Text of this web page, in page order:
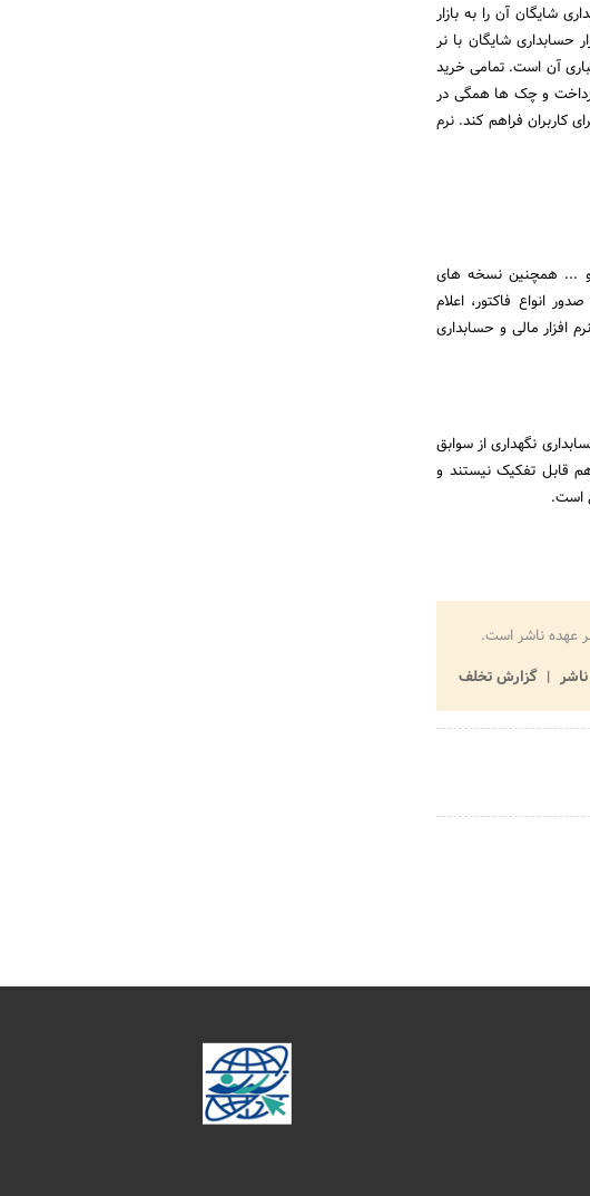
شایگان آن را به بازار
حسابداری شایگان با نر
آن است. تمامی خرید
پرداخت و چک ها همگی در
کاربران فراهم کند. نرم
و ... همچنین نسخه های
انواع فاکتور، اعلام
افزار مالی و حسابداری
نگهداری از سوابق
قابل تفکیک نیستند و
است.
عهده ناشر است.
گزارش تخلف